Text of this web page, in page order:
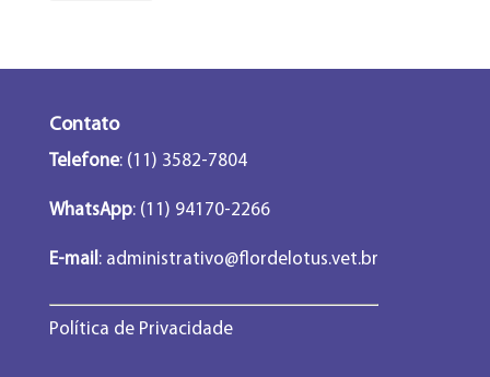
Contato
Telefone: (11) 3582-7804
WhatsApp: (11) 94170-2266
E-mail :administrativo@flordelotus.vet.br
Política de Privacidade